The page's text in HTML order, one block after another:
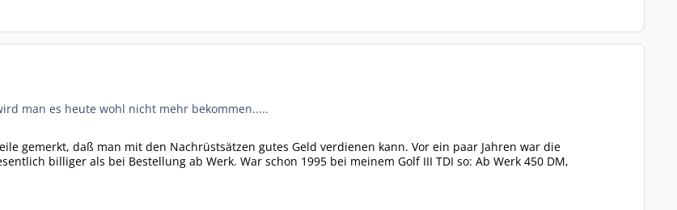
man es heute wohl nicht mehr bekommen.....
gemerkt, daß man mit den Nachrüstsätzen gutes Geld verdienen kann. Vor ein paar Jahren war die
billiger als bei Bestellung ab Werk. War schon 1995 bei meinem Golf III TDI so: Ab Werk 450 DM,